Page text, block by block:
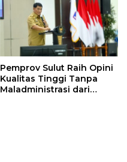
Pemprov Sulut Raih Opini
Kualitas Tinggi Tanpa
Maladministrasi dari